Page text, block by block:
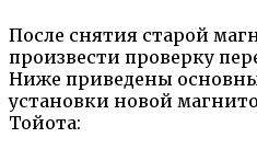
После снятия старой
произвести проверку
Ниже приведены
установки новой
Тойота: